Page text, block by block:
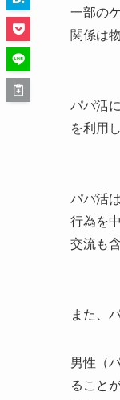
一部の
関係は
パパ活
を利用
パパ活
行為を
交流も
また、
男性（
ること